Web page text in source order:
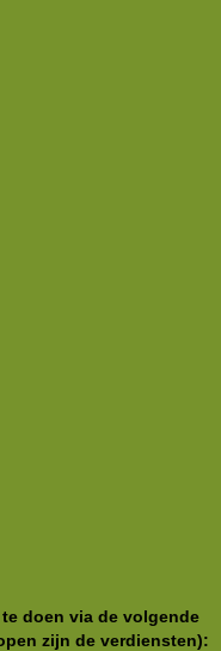
doen via de volgende
zijn de verdiensten):